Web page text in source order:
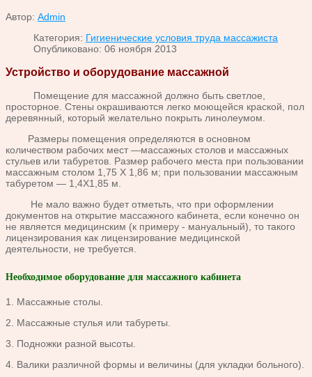
Автор: Admin
Категория: Гигиенические условия труда массажиста
Опубликовано: 06 ноября 2013
Устройство и оборудование массажной
Помещение для массажной должно быть светлое,
просторное. Стены окрашиваются легко моющейся краской, пол
деревянный, который желательно покрыть линолеумом.
Размеры помещения определяются в основном
количеством рабочих мест —массажных столов и массажных
стульев или табуретов. Размер рабочего места при пользовании
массажным столом 1,75 X 1,86 м; при пользовании массажным
табуретом — 1,4X1,85 м.
Не мало важно будет отметьть, что при оформлении
документов на открытие массажного кабинета, если конечно он
не является медицинским (к примеру - мануальный), то такого
лицензирования как лицензирование медицинской
деятельности, не требуется.
Необходимое оборудование для массажного кабинета
1. Массажные столы.
2. Массажные стулья или табуреты.
3. Подножки разной высоты.
4. Валики различной формы и величины (для укладки больного).